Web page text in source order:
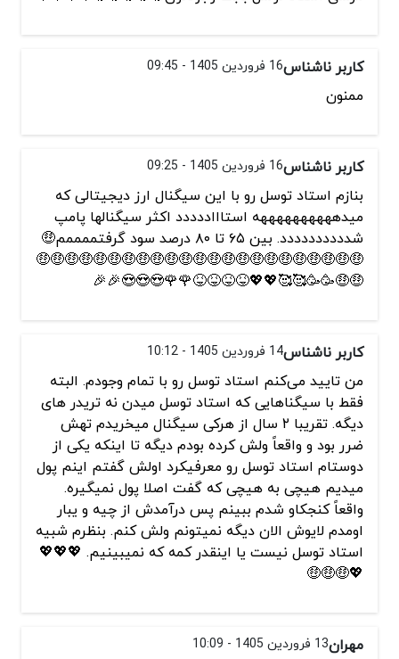
کاربر ناشناس16 فروردین 1405 - 09:45
ممنون
کاربر ناشناس16 فروردین 1405 - 09:25
بنازم استاد توسل رو با این سیگنال ارز دیجیتالی که
میدههههههههههه استاااددددد اکثر سیگنالها پامپ
شدددددددددد. بین ۶۵ تا ۸۰ درصد سود گرفتممممم🤑
🤑🤑🤑🤑🤑🤑🤑🤑🤑🤑🤑🤑🤑🤑🤑🤑🤑🤑🤑🤑🤑🤑🤑
🤑🤑🥳🥳🥰🥰💖💖😝😝😝😝🌹🌹😍😍😍🎉🎉
کاربر ناشناس14 فروردین 1405 - 10:12
من تایید می‌کنم استاد توسل رو با تمام وجودم. البته
فقط با سیگناهایی که استاد توسل میدن نه تریدر های
دیگه. تقریبا ۲ سال از هرکی سیگنال میخریدم تهش
ضرر بود و واقعاً ولش کرده بودم دیگه تا اینکه یکی از
دوستام استاد توسل رو معرفیکرد اولش گفتم اینم پول
میدیم هیچی به هیچی که گفت اصلا پول نمیگیره.
واقعاً کنجکاو شدم ببینم پس درآمدش از چیه و یبار
اومدم لایوش الان دیگه نمیتونم ولش کنم. بنظرم شبیه
استاد توسل نیست یا اینقدر کمه که نمیبینیم. 💖💖💖
💖🤑🤑🤑
مهران13 فروردین 1405 - 10:09